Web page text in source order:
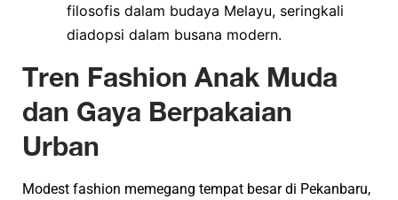
filosofis dalam budaya Melayu, seringkali
diadopsi dalam busana modern.
Tren Fashion Anak Muda
dan Gaya Berpakaian
Urban
Modest fashion memegang tempat besar di Pekanbaru,